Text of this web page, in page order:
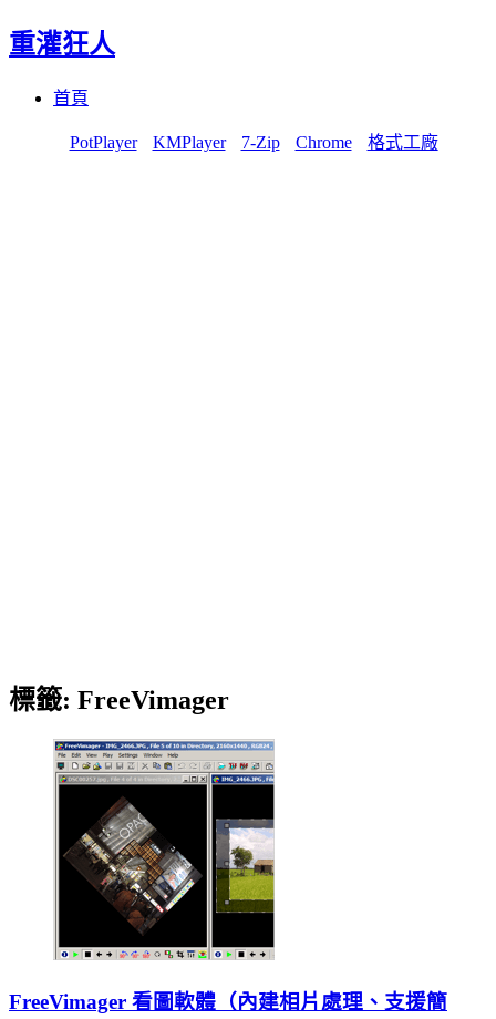
重灌狂人
首頁
PotPlayer KMPlayer 7-Zip Chrome 格式工廠
標籤: FreeVimager
FreeVimager 看圖軟體（內建相片處理、支援簡